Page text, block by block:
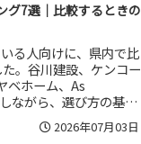
グ7選｜比較するときの
る人向けに、県内で比
。谷川建設、ケンコー
ベホーム、As
ながら、選び方の基
にくい見方までまとめ
い人に役立つ内容で
2026年07月03日